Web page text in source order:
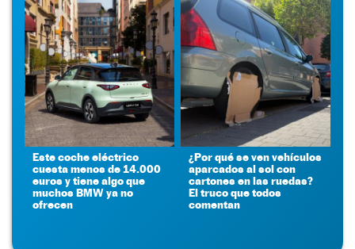
Este coche eléctrico
cuesta menos de 14.000
euros y tiene algo que
muchos BMW ya no
ofrecen
¿Por qué se ven vehículos
aparcados al sol con
cartones en las ruedas?
El truco que todos
comentan